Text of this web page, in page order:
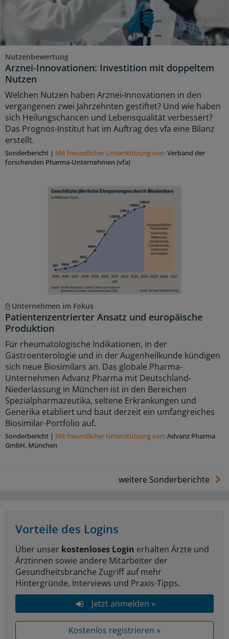
Nutzenbewertung
Arznei-Innovationen: Investition mit doppeltem
Nutzen
Welchen Nutzen haben Arznei-Innovationen in den
vergangenen zwei Jahrzehnten gestiftet? Und wie haben
sich Heilungschancen und Lebensqualität verbessert?
Das Prognos-Institut hat im Auftrag des vfa eine Bilanz
erstellt.
Sonderbericht | Mit freundlicher Unterstützung von:Verband der
forschenden Pharma-Unternehmen (vfa)
Unternehmen im Fokus
Patientenzentrierter Ansatz und europäische
Produktion
Für rheumatologische Indikationen, in der
Gastroenterologie und in der Augenheilkunde kündigen
sich neue Biosimilars an. Das globale Pharma-
Unternehmen Advanz Pharma mit Deutschland-
Niederlassung in München ist in den Bereichen
Spezialpharmazeutika, seltene Erkrankungen und
Generika etabliert und baut derzeit ein umfangreiches
Biosimilar-Portfolio auf.
Sonderbericht | Mit freundlicher Unterstützung von:Advanz Pharma
GmbH, München
weitere Sonderberichte
Vorteile des Logins
Über unser kostenloses Login erhalten Ärzte und
Ärztinnen sowie andere Mitarbeiter der
Gesundheitsbranche Zugriff auf mehr
Hintergründe, Interviews und Praxis-Tipps.
Jetzt anmelden »
Kostenlos registrieren »